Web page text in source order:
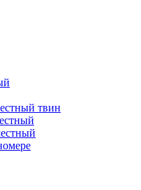
твин